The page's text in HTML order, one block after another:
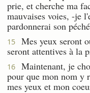
prie, et cherche ma
mauvaises voies, -je
pardonnerai son
15
Mes yeux seront
seront attentives à la
16
Maintenant, je
pour que mon nom y
mes yeux et mon